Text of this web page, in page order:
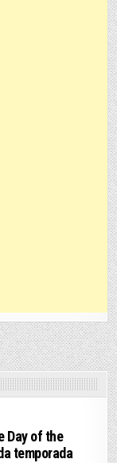
Day of the
temporada